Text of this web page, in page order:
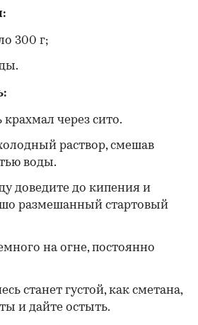
300 г;
крахмал через сито.
раствор, смешав
воды.
доведите до кипения и
размешанный стартовый
на огне, постоянно
станет густой, как сметана,
и дайте остыть.